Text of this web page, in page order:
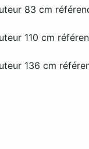
83 cm
110 cm
136 cm